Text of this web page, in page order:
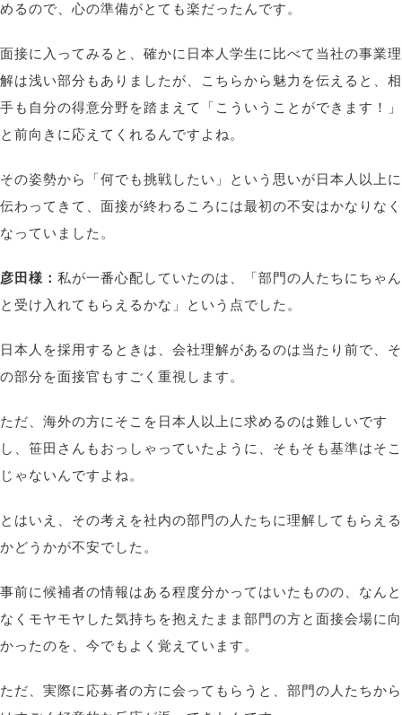
めるので、心の準備がとても楽だったんです。
面接に入ってみると、確かに日本人学生に比べて当社の事業理
解は浅い部分もありましたが、こちらから魅力を伝えると、相
手も自分の得意分野を踏まえて「こういうことができます！」
と前向きに応えてくれるんですよね。
その姿勢から「何でも挑戦したい」という思いが日本人以上に
伝わってきて、面接が終わるころには最初の不安はかなりなく
なっていました。
彦田様： 私が一番心配していたのは、「部門の人たちにちゃん
と受け入れてもらえるかな」という点でした。
日本人を採用するときは、会社理解があるのは当たり前で、そ
の部分を面接官もすごく重視します。
ただ、海外の方にそこを日本人以上に求めるのは難しいです
し、笹田さんもおっしゃっていたように、そもそも基準はそこ
じゃないんですよね。
とはいえ、その考えを社内の部門の人たちに理解してもらえる
かどうかが不安でした。
事前に候補者の情報はある程度分かってはいたものの、なんと
なくモヤモヤした気持ちを抱えたまま部門の方と面接会場に向
かったのを、今でもよく覚えています。
ただ、実際に応募者の方に会ってもらうと、部門の人たちから